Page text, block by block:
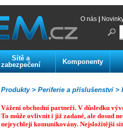
O nás
Sítě a
zabezpečení
Komponenty
Periferie a příslušenství >
Produkty >
Vážení obchodní partneři. V důsledku
To může ovlivnit i již zadané, ale dosud
nejrychleji komunikovány. Nejsložitější